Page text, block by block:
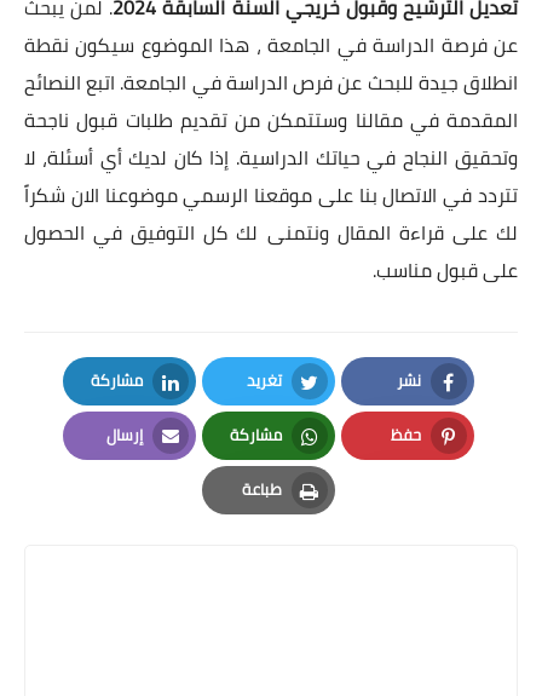
تعديل الترشيح وقبول خريجي السنة السابقة 2024
. لمن يبحث
عن فرصة الدراسة في الجامعة ، هذا الموضوع سيكون نقطة
انطلاق جيدة للبحث عن فرص الدراسة في الجامعة. اتبع النصائح
المقدمة في مقالنا وستتمكن من تقديم طلبات قبول ناجحة
وتحقيق النجاح في حياتك الدراسية. إذا كان لديك أي أسئلة، لا
تتردد في الاتصال بنا على موقعنا الرسميموضوعنا الان شكراً
لك على قراءة المقال ونتمنى لك كل التوفيق في الحصول
على قبول مناسب.
نشر
Facebook
تغريد
Twitter
مشاركة
LinkedIn
حفظ
Pinterest
مشاركة
Whatsapp
إرسال
Email
طباعة
Print